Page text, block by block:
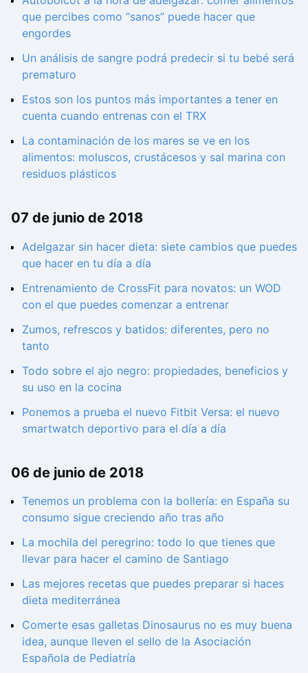
que percibes como “sanos” puede hacer que
engordes
Un análisis de sangre podrá predecir si tu bebé será
prematuro
Estos son los puntos más importantes a tener en
cuenta cuando entrenas con el TRX
La contaminación de los mares se ve en los
alimentos: moluscos, crustácesos y sal marina con
residuos plásticos
07 de junio de 2018
Adelgazar sin hacer dieta: siete cambios que puedes
que hacer en tu día a día
Entrenamiento de CrossFit para novatos: un WOD
con el que puedes comenzar a entrenar
Zumos, refrescos y batidos: diferentes, pero no
tanto
Todo sobre el ajo negro: propiedades, beneficios y
su uso en la cocina
Ponemos a prueba el nuevo Fitbit Versa: el nuevo
smartwatch deportivo para el día a día
06 de junio de 2018
Tenemos un problema con la bollería: en España su
consumo sigue creciendo año tras año
La mochila del peregrino: todo lo que tienes que
llevar para hacer el camino de Santiago
Las mejores recetas que puedes preparar si haces
dieta mediterránea
Comerte esas galletas Dinosaurus no es muy buena
idea, aunque lleven el sello de la Asociación
Española de Pediatría